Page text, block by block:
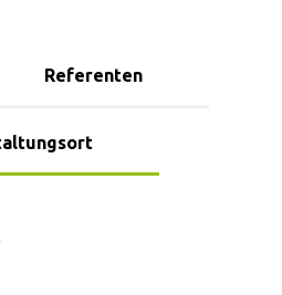
Referenten